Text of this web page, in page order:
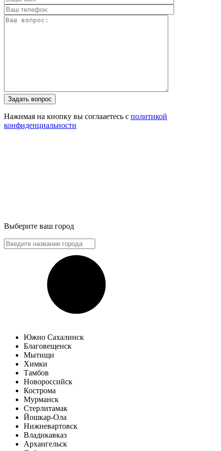
Задать вопрос
Нажимая на кнопку вы соглааетесь с политикой
конфиденциальности
Выберите ваш город
Южно Сахалинск
Благовещенск
Мытищи
Химки
Тамбов
Новороссийск
Кострома
Мурманск
Стерлитамак
Йошкар-Ола
Нижневартовск
Владикавказ
Архангельск